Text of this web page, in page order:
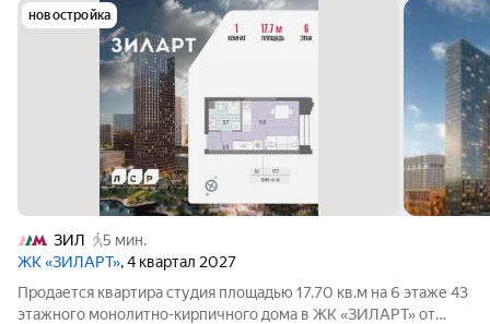
новостройка
ЗИЛ
5 мин.
ЖК «ЗИЛАРТ», 4 квартал 2027
Продается квартира студия площадью 17.70 кв.м на 6 этаже 43
этажного монолитно-кирпичного дома в ЖК «ЗИЛАРТ» от